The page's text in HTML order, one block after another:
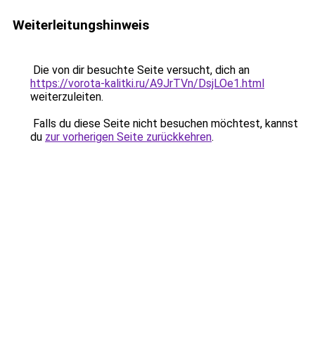
Weiterleitungshinweis
Die von dir besuchte Seite versucht, dich an
https://vorota-kalitki.ru/A9JrTVn/DsjLOe1.html
weiterzuleiten.
Falls du diese Seite nicht besuchen möchtest, kannst
du zur vorherigen Seite zurückkehren.